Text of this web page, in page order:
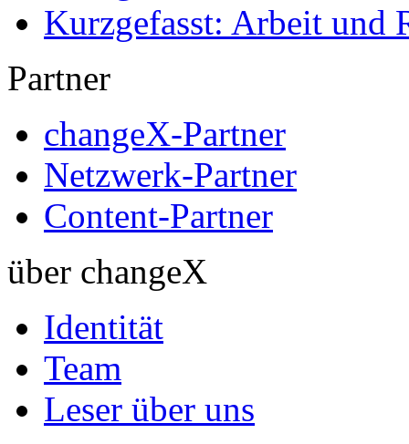
Kurzgefasst: Arbeit und
Partner
changeX-Partner
Netzwerk-Partner
Content-Partner
über changeX
Identität
Team
Leser über uns